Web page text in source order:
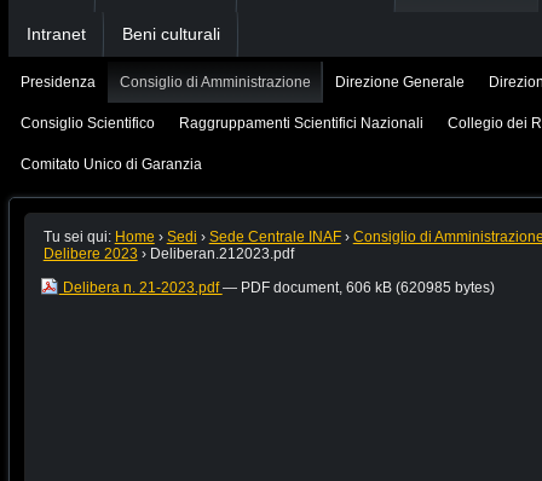
Intranet Beni culturali
Presidenza Consiglio di Amministrazione Direzione Generale
Consiglio Scientifico Raggruppamenti Scientifici Nazionali Collegio dei
Comitato Unico di Garanzia
Tu sei qui: Home › Sedi › Sede Centrale INAF › Consiglio di
Delibere 2023 › Deliberan.212023.pdf
Delibera n. 21-2023.pdf— PDF document, 606 kB (620985 bytes)